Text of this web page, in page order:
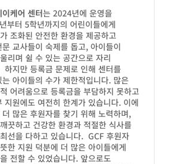
케어 센터는 2024년에 운영을
부터 5학년까지의 어린이들에게
조화된 안전한 환경을 제공하고
교사들이 숙제를 돕고, 아이들이
리며 쉴 수 있는 공간으로 자리
하지만 등록금 문제로 인해 센터를
아이들의 수가 제한적입니다. 많은
어려움으로 등록금을 부담하지 못하고
지원에도 여전히 한계가 있습니다. 이에
많은 후원자를 찾기 위해 노력하며,
끗하고 건강한 환경과 적절한 식사를
선을 다하고 있습니다. GCF 후원자
한 지원 덕분에 더 많은 아이들에게
전할 수 있었습니다. 앞으로도